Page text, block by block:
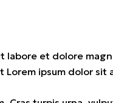
et dolore
Lorem ipsum dolor sit